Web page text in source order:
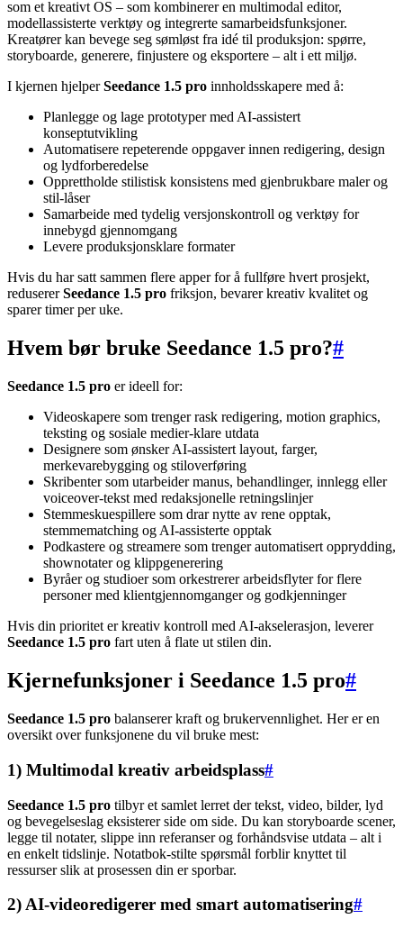
som et kreativt OS – som kombinerer en multimodal editor,
modellassisterte verktøy og integrerte samarbeidsfunksjoner.
Kreatører kan bevege seg sømløst fra idé til produksjon: spørre,
storyboarde, generere, finjustere og eksportere – alt i ett miljø.
I kjernen hjelperSeedance 1.5 pro innholdsskapere med å:
Planlegge og lage prototyper med AI-assistert
konseptutvikling
Automatisere repeterende oppgaver innen redigering, design
og lydforberedelse
Opprettholde stilistisk konsistens med gjenbrukbare maler og
stil-låser
Samarbeide med tydelig versjonskontroll og verktøy for
innebygd gjennomgang
Levere produksjonsklare formater
Hvis du har satt sammen flere apper for å fullføre hvert prosjekt,
redusererSeedance 1.5 pro friksjon, bevarer kreativ kvalitet og
sparer timer per uke.
Hvem bør bruke Seedance 1.5 pro?#
Seedance 1.5 pro er ideell for:
Videoskapere som trenger rask redigering, motion graphics,
teksting og sosiale medier-klare utdata
Designere som ønsker AI-assistert layout, farger,
merkevarebygging og stiloverføring
Skribenter som utarbeider manus, behandlinger, innlegg eller
voiceover-tekst med redaksjonelle retningslinjer
Stemmeskuespillere som drar nytte av rene opptak,
stemmematching og AI-assisterte opptak
Podkastere og streamere som trenger automatisert opprydding,
shownotater og klippgenerering
Byråer og studioer som orkestrerer arbeidsflyter for flere
personer med klientgjennomganger og godkjenninger
Hvis din prioritet er kreativ kontroll med AI-akselerasjon, leverer
Seedance 1.5 pro fart uten å flate ut stilen din.
Kjernefunksjoner i Seedance 1.5 pro#
Seedance 1.5 pro balanserer kraft og brukervennlighet. Her er en
oversikt over funksjonene du vil bruke mest:
1) Multimodal kreativ arbeidsplass#
Seedance 1.5 pro tilbyr et samlet lerret der tekst, video, bilder, lyd
og bevegelseslag eksisterer side om side. Du kan storyboarde scener,
legge til notater, slippe inn referanser og forhåndsvise utdata – alt i
en enkelt tidslinje. Notatbok-stilte spørsmål forblir knyttet til
ressurser slik at prosessen din er sporbar.
2) AI-videoredigerer med smart automatisering#